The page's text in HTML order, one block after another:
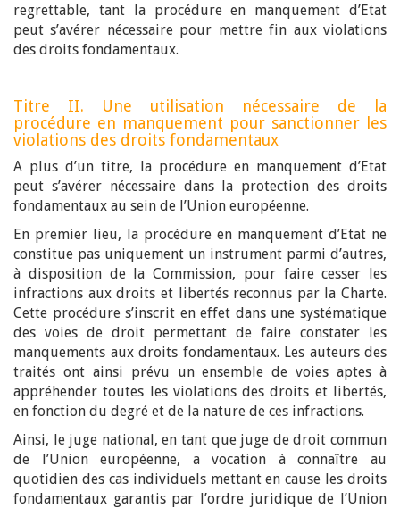
regrettable, tant la procédure en manquement d’Etat
peut s’avérer nécessaire pour mettre fin aux violations
des droits fondamentaux.
Titre II. Une utilisation nécessaire de la
procédure en manquement pour sanctionner les
violations des droits fondamentaux
A plus d’un titre, la procédure en manquement d’Etat
peut s’avérer nécessaire dans la protection des droits
fondamentaux au sein de l’Union européenne.
En premier lieu, la procédure en manquement d’Etat ne
constitue pas uniquement un instrument parmi d’autres,
à disposition de la Commission, pour faire cesser les
infractions aux droits et libertés reconnus par la Charte.
Cette procédure s’inscrit en effet dans une systématique
des voies de droit permettant de faire constater les
manquements aux droits fondamentaux. Les auteurs des
traités ont ainsi prévu un ensemble de voies aptes à
appréhender toutes les violations des droits et libertés,
en fonction du degré et de la nature de ces infractions.
Ainsi, le juge national, en tant que juge de droit commun
de l’Union européenne, a vocation à connaître au
quotidien des cas individuels mettant en cause les droits
fondamentaux garantis par l’ordre juridique de l’Union